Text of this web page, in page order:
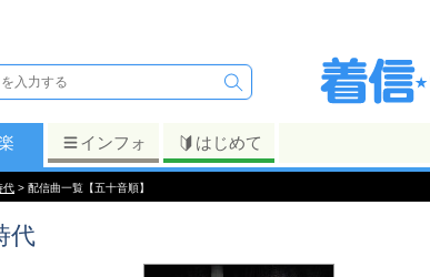
インフォ はじめて
代 > 配信曲一覧【五十音順】
代